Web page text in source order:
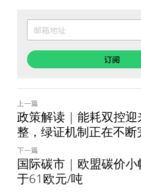
订阅
上一篇
政策解读 | 能耗双控迎
整，绿证机制正在不断
下一篇
国际碳市 | 欧盟碳价小
于61欧元/吨